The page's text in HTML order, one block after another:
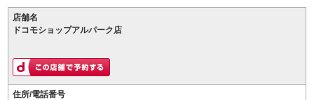
店舗名
ドコモショップアルパーク店
住所/電話番号